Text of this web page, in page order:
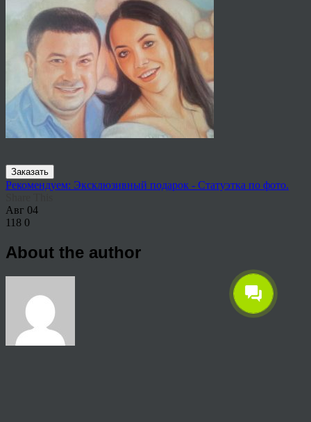
Заказать
Рекомендуем: Эксклюзивный подарок - Статуэтка по фото.
Авг 04
118 0
About the author